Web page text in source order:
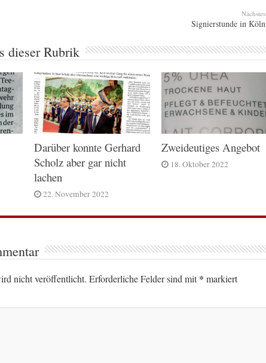
Nächstes
Signierstunde in Köln
dieser Rubrik
Darüber konnte Gerhard
Scholz aber gar nicht
lachen
22. November 2022
Zweideutiges Angebot
18. Oktober 2022
nicht veröffentlicht. Erforderliche Felder sind mit* markiert